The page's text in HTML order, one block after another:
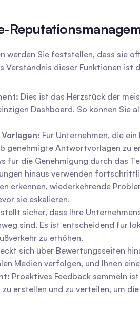
werden Sie feststellen, dass sie
Verständnis dieser Funktionen
Dies ist das Herzstück der
Dashboard. So können
Für Unternehmen, die
genehmigte Antwortvorlagen
für die Genehmigung durch das
hinaus verwenden
erkennen, wiederkehrende
sie eskalieren.
sicher, dass Ihre
sind. Es ist entscheidend für
zu erhöhen.
sich über Bewertungsseiten
Medien verfolgen, und Ihnen
Proaktives Feedback sammeln
erstellen und zu verteilen, um